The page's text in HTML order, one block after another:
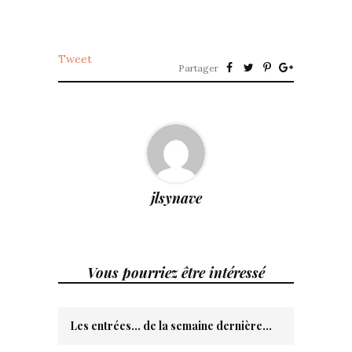
Tweet
Partager
jlsynave
Vous pourriez être intéressé
Les entrées… de la semaine dernière…